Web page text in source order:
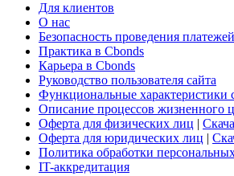
Для клиентов
О нас
Безопасность проведения платежей
Практика в Cbonds
Карьера в Cbonds
Руководство пользователя сайта
Функциональные характеристики
Описание процессов жизненного
Оферта для физических лиц |
Оферта для юридических лиц |
Политика обработки
IT-аккредитация